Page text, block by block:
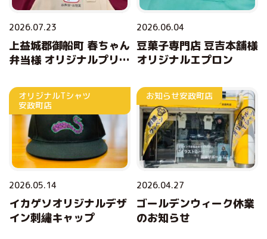
2026.07.23
上益城郡御船町 春ちゃん
弁当様 オリジナルプリン
2026.06.04
豆菓子専門店 豆吉本舗様
オリジナルエプロン
オリジナルTシャツ
安政町店
2026.05.14
イカゲソオリジナルデザ
イン刺繡キャップ
お知らせ安政町店
2026.04.27
ゴールデンウィーク休業
のお知らせ